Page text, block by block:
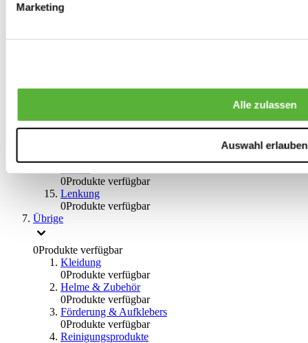
Marketing
Alle zulassen
Auswahl erlauben
Handbremsen
0Produkte verfügbar
0Produkte verfügbar
Lenkung
0Produkte verfügbar
Übrige
0Produkte verfügbar
Kleidung
0Produkte verfügbar
Helme & Zubehör
0Produkte verfügbar
Förderung & Aufklebers
0Produkte verfügbar
Reinigungsprodukte